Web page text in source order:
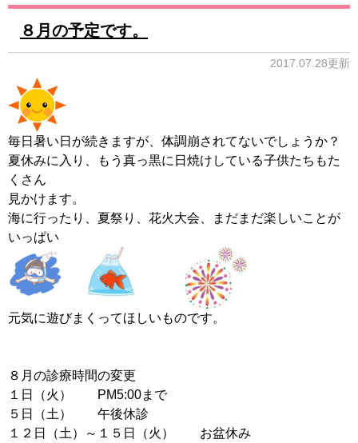
８月の予定です。
2017.07.28更新
毎日暑い日が続きますが、体調崩されてないでしょうか？
夏休みに入り、もう真っ黒に日焼けしている子供たちもた
くさん
見かけます。
海に行ったり、夏祭り、花火大会、まだまだ楽しいことが
いっぱい
元気に遊びまくってほしいものです。
８月の診療時間の変更
１日（火） PM5:00まで
５日（土） 午後休診
１２日（土）～１５日（火） お盆休み